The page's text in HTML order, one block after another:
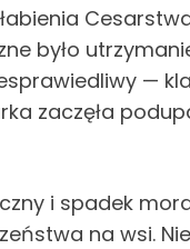
było
—
zaczęła
i spadek
na wsi.